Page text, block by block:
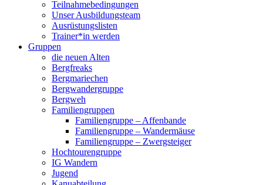
Teilnahmebedingungen
Unser Ausbildungsteam
Ausrüstungslisten
Trainer*in werden
Gruppen
die neuen Alten
Bergfreaks
Bergmariechen
Bergwandergruppe
Bergweh
Familiengruppen
Familiengruppe – Affenbande
Familiengruppe – Wandermäuse
Familiengruppe – Zwergsteiger
Hochtourengruppe
IG Wandern
Jugend